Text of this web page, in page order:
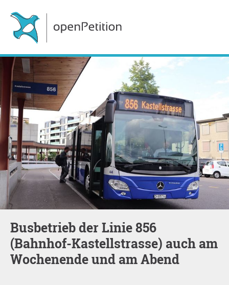
Busbetrieb der Linie 856
(Bahnhof-Kastellstrasse) auch am
Wochenende und am Abend